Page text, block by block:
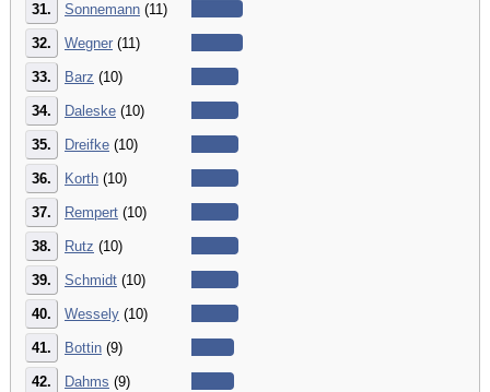
31. Sonnemann (11)
32. Wegner (11)
33. Barz (10)
34. Daleske (10)
35. Dreifke (10)
36. Korth (10)
37. Rempert (10)
38. Rutz (10)
39. Schmidt (10)
40. Wessely (10)
41. Bottin (9)
42. Dahms (9)